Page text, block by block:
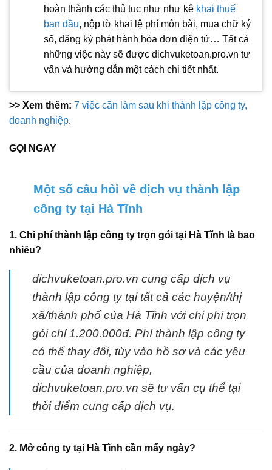
hoàn thành các thủ tục như như kê khai thuế
ban đầu, nộp tờ khai lệ phí môn bài, mua chữ ký
số, đăng ký phát hành hóa đơn điện tử… Tất cả
những việc này sẽ được dichvuketoan.pro.vn tư
vấn và hướng dẫn một cách chi tiết nhất.
>> Xem thêm: 7 việc cần làm sau khi thành lập công ty,
doanh nghiệp.
GỌI NGAY
Một số câu hỏi về dịch vụ thành lập
công ty tại Hà Tĩnh
1. Chi phí thành lập công ty trọn gói tại Hà Tĩnh là bao
nhiêu?
dichvuketoan.pro.vn cung cấp dịch vụ
thành lập công ty tại tất cả các huyện/thị
xã/thành phố của Hà Tĩnh với chi phí trọn
gói chỉ 1.200.000đ. Phí thành lập công ty
có thể thay đổi, tùy vào hồ sơ và các yêu
cầu của doanh nghiệp,
dichvuketoan.pro.vn sẽ tư vấn cụ thể tại
thời điểm cung cấp dịch vụ.
2. Mở công ty tại Hà Tĩnh cần mấy ngày?